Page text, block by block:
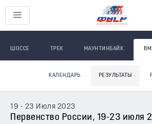
ШОССЕ ТРЕК МАУНТИНБАЙК
КАЛЕНДАРЬ РЕЗУЛЬТАТЫ
19 - 23 Июля 2023
Первенство России, 19-23 июля